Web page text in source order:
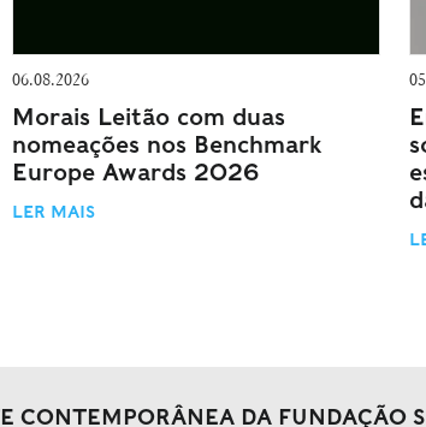
06.08.2026
Morais Leitão com duas
nomeações nos Benchmark
Europe Awards 2026
LER MAIS
CONTEMPORÂNEA DA FUNDAÇÃO